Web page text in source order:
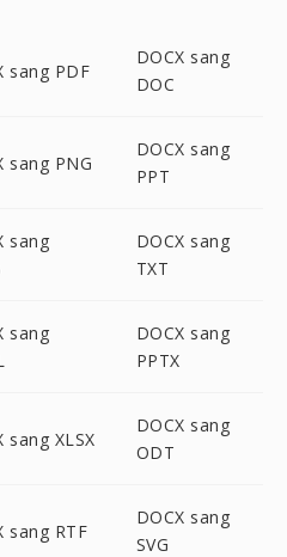
sang PDF
DOCX sang
DOC
sang PNG
DOCX sang
PPT
sang
DOCX sang
TXT
sang
DOCX sang
PPTX
sang XLSX
DOCX sang
ODT
sang RTF
DOCX sang
SVG